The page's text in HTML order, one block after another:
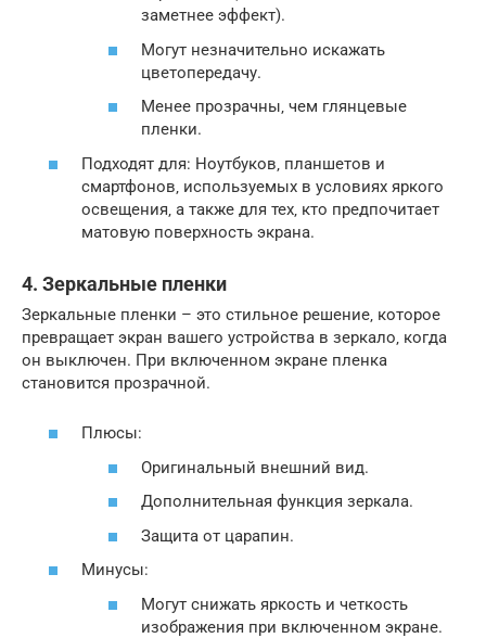
заметнее эффект).
Могут незначительно искажать
цветопередачу.
Менее прозрачны‚ чем глянцевые
пленки.
Подходят для: Ноутбуков‚ планшетов и
смартфонов‚ используемых в условиях яркого
освещения‚ а также для тех‚ кто предпочитает
матовую поверхность экрана.
4. Зеркальные пленки
Зеркальные пленки – это стильное решение‚ которое
превращает экран вашего устройства в зеркало‚ когда
он выключен. При включенном экране пленка
становится прозрачной.
Плюсы:
Оригинальный внешний вид.
Дополнительная функция зеркала.
Защита от царапин.
Минусы:
Могут снижать яркость и четкость
изображения при включенном экране.